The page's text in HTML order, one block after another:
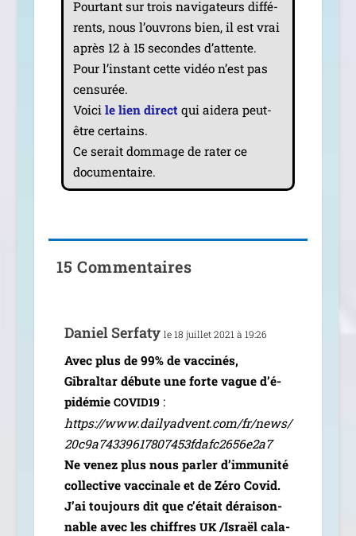
Pourtant sur trois navi­ga­teurs dif­fé­
rents, nous l’ou­vrons bien, il est vrai
après 12 à 15 secondes d’at­tente.
Pour l’ins­tant cette vidéo n’est pas
cen­su­rée.
Voicile lien direct qui aide­ra peut-
être cer­tains.
Ce serait dom­mage de rater ce
documentaire.
15 Commentaires
Daniel Serfaty le 18 juillet 2021 à 19:26
Avec plus de 99% de vac­ci­nés,
Gibraltar débute une forte vague d’é­
pi­dé­mie COVID19:
https://www.dailyadvent.com/fr/news/
20c9a74339617807453fdafc2656e2a7
Ne venez plus nous par­ler d’im­mu­ni­té
col­lec­tive vac­ci­nale et de Zéro Covid.
J’ai tou­jours dit que c’é­tait dérai­son­
nable avec les chiffres UK/​Israël cala­